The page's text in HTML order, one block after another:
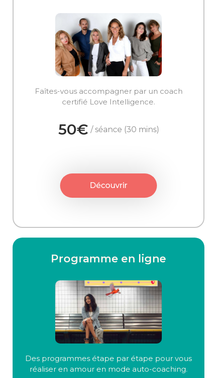
Faîtes-vous accompagner par un coach
certifié Love Intelligence.
50€ / séance (30 mins)
Découvrir
Programme en ligne
Des programmes étape par étape pour vous
réaliser en amour en mode auto-coaching.